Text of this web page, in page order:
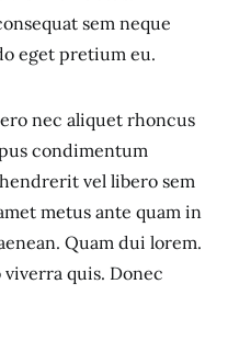
sem neque
eget pretium eu.
nec aliquet rhoncus
condimentum
vel libero sem
metus ante quam in
Quam dui lorem.
quis. Donec